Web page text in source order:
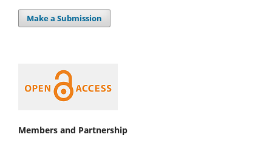
Make a Submission
Members and Partnership